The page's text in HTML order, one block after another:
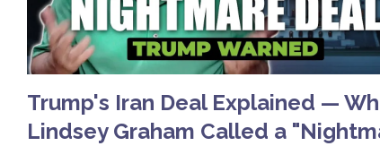
Trump's Iran Deal Explained —
Lindsey Graham Called a